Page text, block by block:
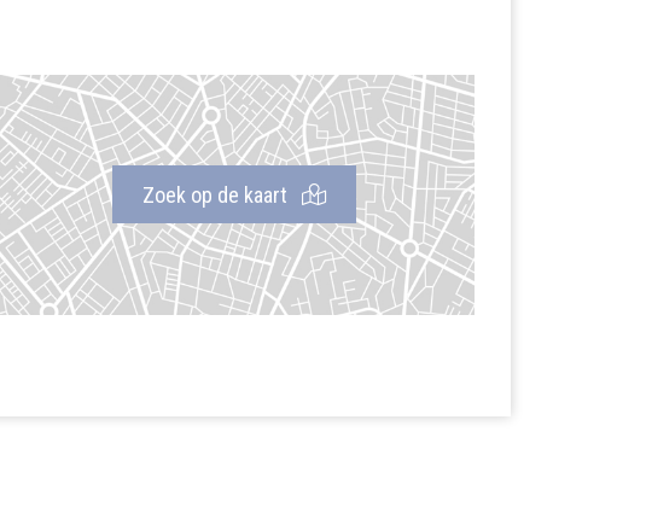
Zoek op de kaart